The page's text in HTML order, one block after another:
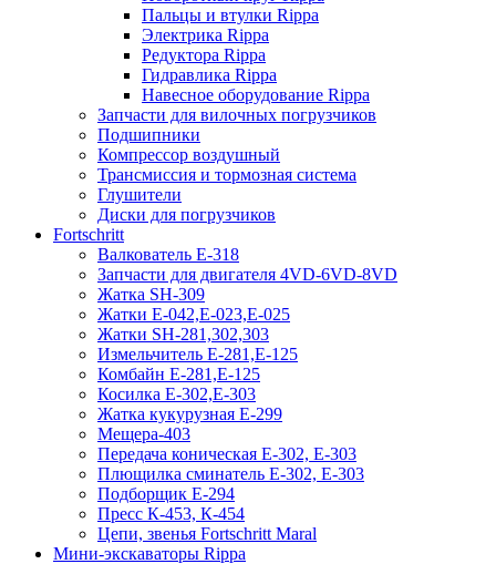
Пальцы и втулки Rippa
Электрика Rippa
Редуктора Rippa
Гидравлика Rippa
Навесное оборудование Rippa
Запчасти для вилочных погрузчиков
Подшипники
Компрессор воздушный
Трансмиссия и тормозная система
Глушители
Диски для погрузчиков
Fortschritt
Валкователь Е-318
Запчасти для двигателя 4VD-6VD-8VD
Жатка SH-309
Жатки Е-042,Е-023,Е-025
Жатки SH-281,302,303
Измельчитель Е-281,Е-125
Комбайн Е-281,Е-125
Косилка Е-302,Е-303
Жатка кукурузная Е-299
Мещера-403
Передача коническая Е-302, Е-303
Плющилка сминатель Е-302, Е-303
Подборщик Е-294
Пресс К-453, К-454
Цепи, звенья Fortschritt Maral
Мини-экскаваторы Rippa